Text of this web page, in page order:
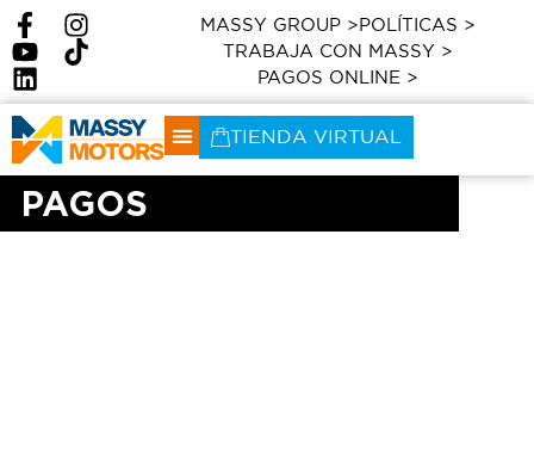
MASSY GROUP >POLÍTICAS >
TRABAJA CON MASSY >
PAGOS ONLINE >
TIENDA VIRTUAL
PAGOS